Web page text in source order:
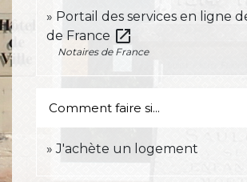
Portail des services en ligne
de France open_in_new
Notaires de France
Comment faire si...
J'achète un logement